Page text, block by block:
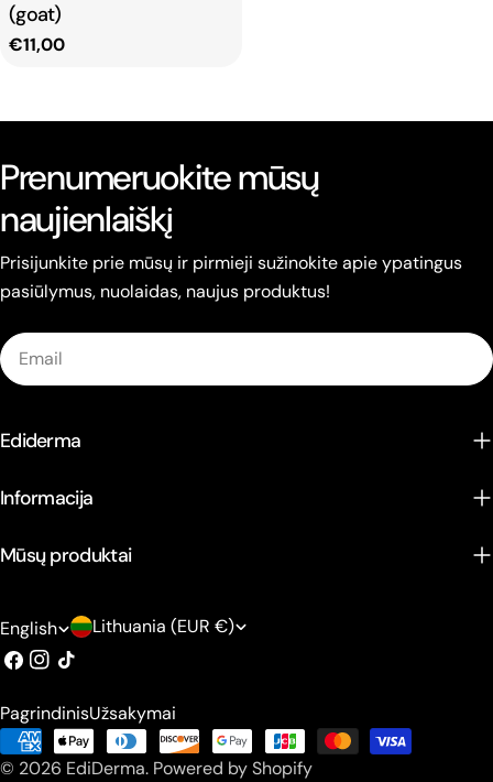
(goat)
Regular
€11,00
Prenumeruokite mūsų
naujienlaiškį
Prisijunkite prie mūsų ir pirmieji sužinokite apie ypatingus
pasiūlymus, nuolaidas, naujus produktus!
Email
Ediderma
Informacija
Mūsų produktai
L
a
n
g
u
English C
o
u
n
t
Lithuania (EUR €)
Facebook
Instagram
TikTok
© 2026 EdiDerma. Powered by Shopify
PagrindinisUžsakymai
Payment
methods